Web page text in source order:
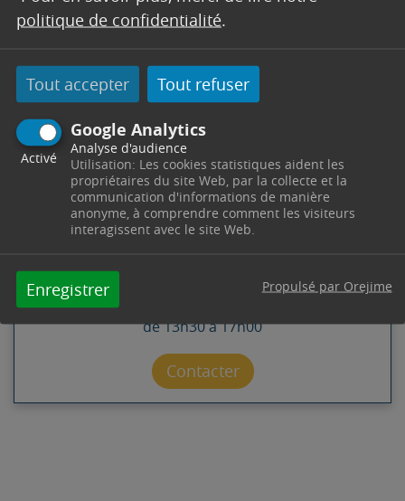
politique de confidentialité.
Tout accepter Tout refuser
Google Analytics
Activé
Analyse d'audience
Utilisation: Les cookies statistiques aident les
propriétaires du site Web, par la collecte et la
communication d'informations de manière
anonyme, à comprendre comment les visiteurs
interagissent avec le site Web.
Enregistrer Propulsé par Orejime
CONTACT
SERVICE SENIORS
Pôle Solidarité -
Télephone : 04 42 61 23 84
Horaires : Du lundi au vendredi de 8h30 à 12h00 et
de 13h30 à 17h00
Contacter par mail
Contacter